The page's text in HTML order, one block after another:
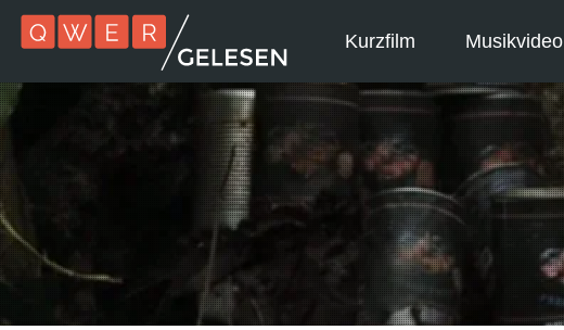
Kurzfilm Musikvideo